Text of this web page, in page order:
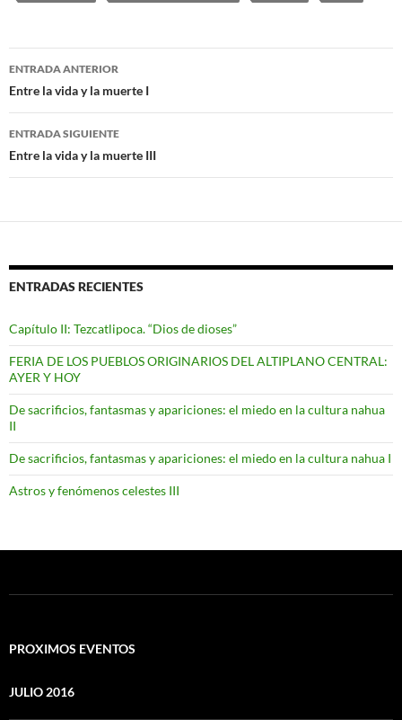
Navegación
de
entradas
ENTRADA ANTERIOR
Entre la vida y la muerte I
ENTRADA SIGUIENTE
Entre la vida y la muerte III
ENTRADAS RECIENTES
Capítulo II: Tezcatlipoca. “Dios de dioses”
FERIA DE LOS PUEBLOS ORIGINARIOS DEL ALTIPLANO CENTRAL:
AYER Y HOY
De sacrificios, fantasmas y apariciones: el miedo en la cultura nahua
II
De sacrificios, fantasmas y apariciones: el miedo en la cultura nahua I
Astros y fenómenos celestes III
PROXIMOS EVENTOS
JULIO 2016